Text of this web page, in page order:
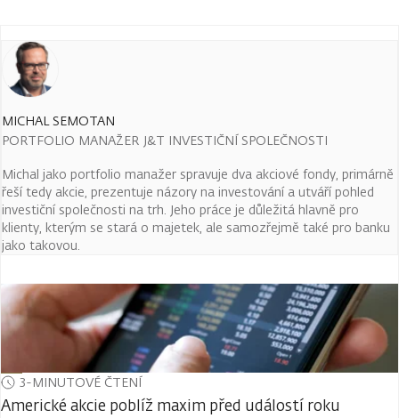
MICHAL SEMOTAN
PORTFOLIO MANAŽER J&T INVESTIČNÍ SPOLEČNOSTI
Michal jako portfolio manažer spravuje dva akciové fondy, primárně
řeší tedy akcie, prezentuje názory na investování a utváří pohled
investiční společnosti na trh. Jeho práce je důležitá hlavně pro
klienty, kterým se stará o majetek, ale samozřejmě také pro banku
jako takovou.
3-MINUTOVÉ ČTENÍ
Americké akcie poblíž maxim před událostí roku